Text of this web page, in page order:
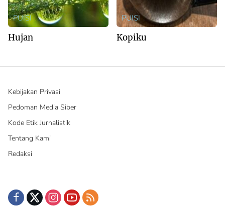
PUISI
Hujan
PUISI
Kopiku
Kebijakan Privasi
Pedoman Media Siber
Kode Etik Jurnalistik
Tentang Kami
Redaksi